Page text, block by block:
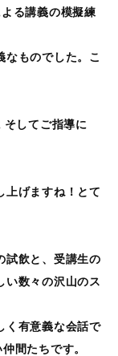
る講義の模擬練
なものでした。こ
してご指導に
上げますね！とて
試飲と、受講生の
い数々の沢山のス
く有意義な会話で
間たちです。